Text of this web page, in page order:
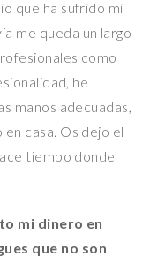
que ha sufrido mi
me queda un largo
como
he
manos adecuadas,
casa. Os dejo el
tiempo donde
mi dinero en
que no son